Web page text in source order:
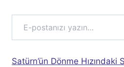
E-postanızı yazın…
Satürn’ün Dönme Hızındaki